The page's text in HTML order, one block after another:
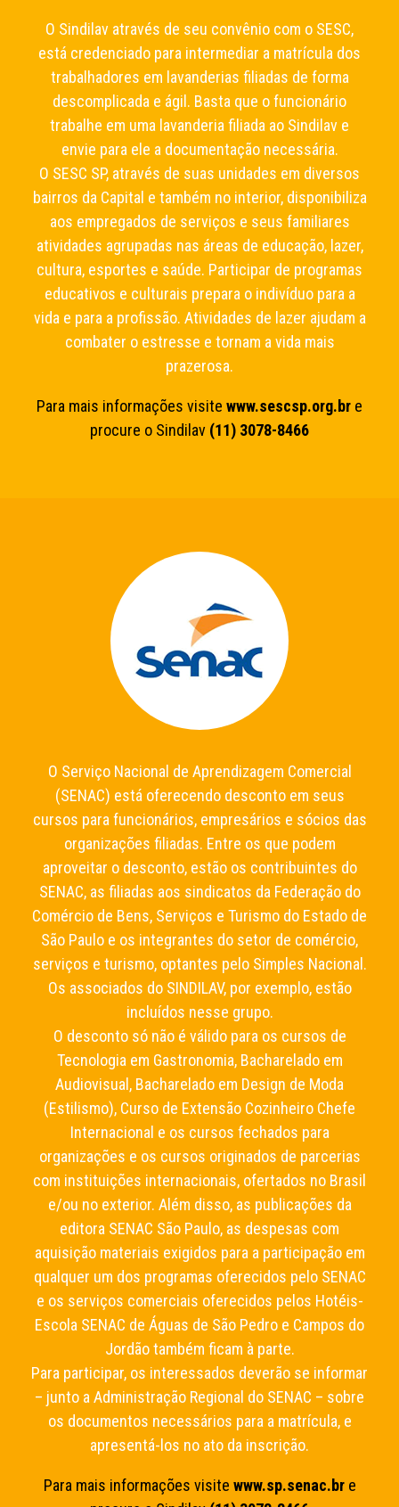
O Sindilav através de seu convênio com o SESC,
está credenciado para intermediar a matrícula dos
trabalhadores em lavanderias filiadas de forma
descomplicada e ágil. Basta que o funcionário
trabalhe em uma lavanderia filiada ao Sindilav e
envie para ele a documentação necessária.
O SESC SP, através de suas unidades em diversos
bairros da Capital e também no interior, disponibiliza
aos empregados de serviços e seus familiares
atividades agrupadas nas áreas de educação, lazer,
cultura, esportes e saúde. Participar de programas
educativos e culturais prepara o indivíduo para a
vida e para a profissão. Atividades de lazer ajudam a
combater o estresse e tornam a vida mais
prazerosa.
Para mais informações visite www.sescsp.org.br e
procure o Sindilav (11) 3078-8466
O Serviço Nacional de Aprendizagem Comercial
(SENAC) está oferecendo desconto em seus
cursos para funcionários, empresários e sócios das
organizações filiadas. Entre os que podem
aproveitar o desconto, estão os contribuintes do
SENAC, as filiadas aos sindicatos da Federação do
Comércio de Bens, Serviços e Turismo do Estado de
São Paulo e os integrantes do setor de comércio,
serviços e turismo, optantes pelo Simples Nacional.
Os associados do SINDILAV, por exemplo, estão
incluídos nesse grupo.
O desconto só não é válido para os cursos de
Tecnologia em Gastronomia, Bacharelado em
Audiovisual, Bacharelado em Design de Moda
(Estilismo), Curso de Extensão Cozinheiro Chefe
Internacional e os cursos fechados para
organizações e os cursos originados de parcerias
com instituições internacionais, ofertados no Brasil
e/ou no exterior. Além disso, as publicações da
editora SENAC São Paulo, as despesas com
aquisição materiais exigidos para a participação em
qualquer um dos programas oferecidos pelo SENAC
e os serviços comerciais oferecidos pelos Hotéis-
Escola SENAC de Águas de São Pedro e Campos do
Jordão também ficam à parte.
Para participar, os interessados deverão se informar
– junto a Administração Regional do SENAC – sobre
os documentos necessários para a matrícula, e
apresentá-los no ato da inscrição.
Para mais informações visite www.sp.senac.bre